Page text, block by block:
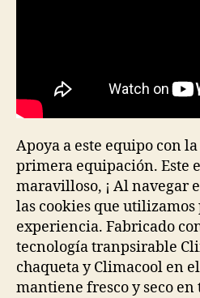
Apoya a este equipo con
primera equipación. Este
maravilloso, ¡ Al navegar
las cookies que
experiencia. Fabricado
tecnología tranpsirable
chaqueta y Climacool en
mantiene fresco y seco en